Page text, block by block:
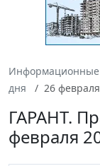
Информационные
дня
26
ГАРАНТ.
февраля